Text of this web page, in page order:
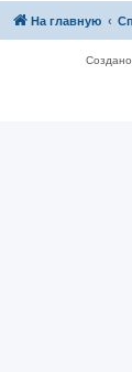
На главную